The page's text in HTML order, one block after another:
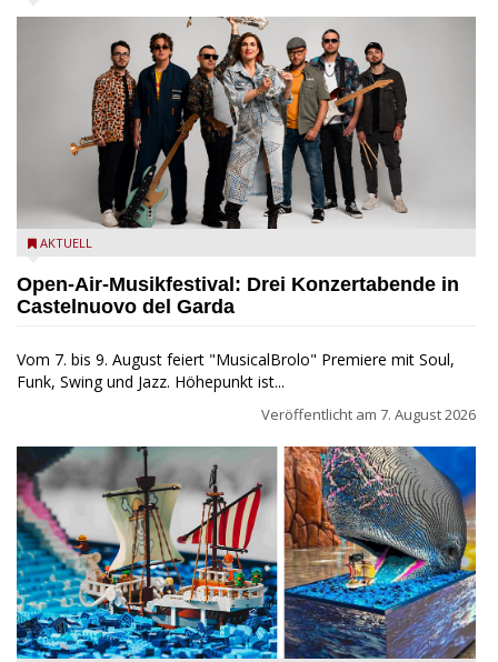
Castelnuovo del Garda: Die "Dirotta su Cuba" zu Gast beim
AKTUELL
Open-Air-Musikfestival: Drei Konzertabende in
Castelnuovo del Garda
Vom 7. bis 9. August feiert "MusicalBrolo" Premiere mit Soul,
Funk, Swing und Jazz. Höhepunkt ist...
Veröffentlicht am 7. August 2026